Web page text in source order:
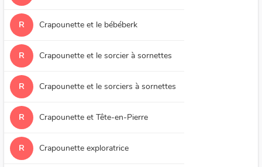
R Crapounette et le bébéberk
R Crapounette et le sorcier à sornettes
R Crapounette et le sorciers à sornettes
R Crapounette et Tête-en-Pierre
R Crapounette exploratrice